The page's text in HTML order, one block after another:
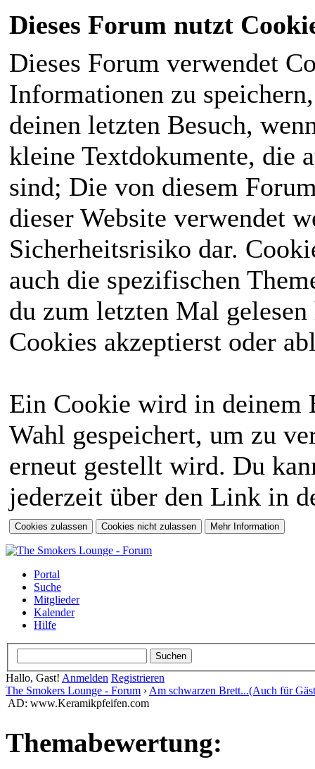
Dieses Forum nutzt
Dieses Forum verwendet
Informationen zu
deinen letzten Besuch,
kleine Textdokumente, die
sind; Die von diesem
dieser Website verwendet
Sicherheitsrisiko dar.
auch die spezifischen
du zum letzten Mal
Cookies akzeptierst oder
Ein Cookie wird in deinem
Wahl gespeichert, um zu
erneut gestellt wird. Du
jederzeit über den Link in
Portal
Suche
Mitglieder
Kalender
Hilfe
Hallo, Gast! Anmelden Registrieren
The Smokers Lounge - Forum › Am schwarzen Brett...(Auch für
AD: www.Keramikpfeifen.com
Themabewertung: